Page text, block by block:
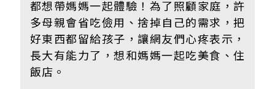
都想帶媽媽一起體驗！為了照顧家庭，許
多母親會省吃儉用、捨掉自己的需求，把
好東西都留給孩子，讓網友們心疼表示，
長大有能力了，想和媽媽一起吃美食、住
飯店。